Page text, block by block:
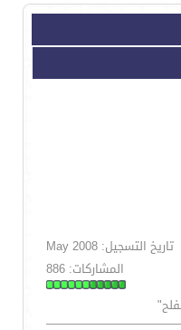
تاريخ التسجيل: May 2008
المشاركات: 886